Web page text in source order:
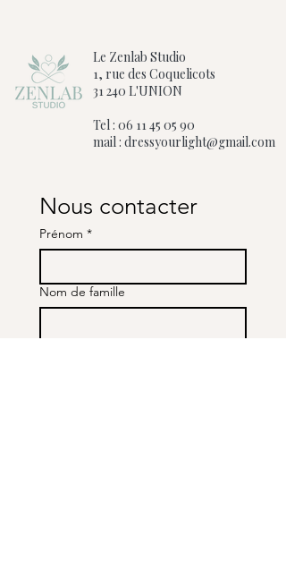
Le Zenlab Studio
1, rue des Coquelicots
31 240 L'UNION
Tel : 06 11 45 05 90
mail : dressyourlight@gmail.com
Nous contacter
Prénom *
Nom de famille